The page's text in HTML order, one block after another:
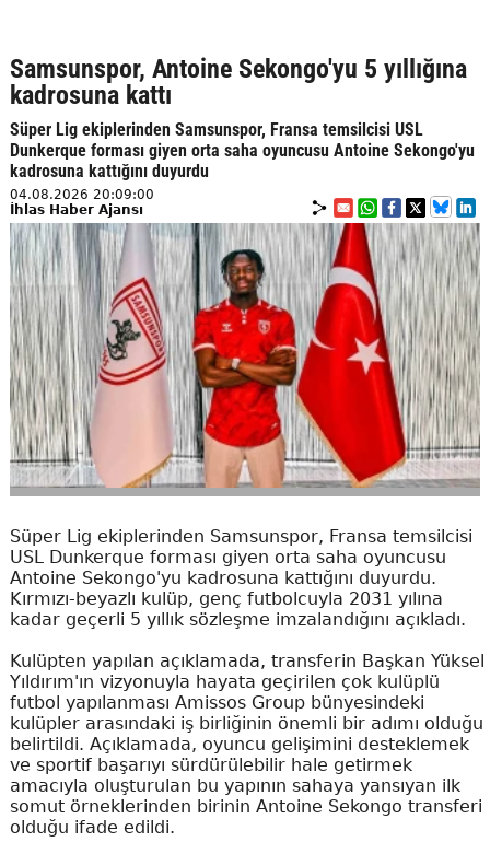
Samsunspor, Antoine Sekongo'yu 5 yıllığına
kadrosuna kattı
Süper Lig ekiplerinden Samsunspor, Fransa temsilcisi USL
Dunkerque forması giyen orta saha oyuncusu Antoine Sekongo'yu
kadrosuna kattığını duyurdu
04.08.2026 20:09:00
İhlas Haber Ajansı
Süper Lig ekiplerinden Samsunspor, Fransa temsilcisi
USL Dunkerque forması giyen orta saha oyuncusu
Antoine Sekongo'yu kadrosuna kattığını duyurdu.
Kırmızı-beyazlı kulüp, genç futbolcuyla 2031 yılına
kadar geçerli 5 yıllık sözleşme imzalandığını açıkladı.
Kulüpten yapılan açıklamada, transferin Başkan Yüksel
Yıldırım'ın vizyonuyla hayata geçirilen çok kulüplü
futbol yapılanması Amissos Group bünyesindeki
kulüpler arasındaki iş birliğinin önemli bir adımı olduğu
belirtildi. Açıklamada, oyuncu gelişimini desteklemek
ve sportif başarıyı sürdürülebilir hale getirmek
amacıyla oluşturulan bu yapının sahaya yansıyan ilk
somut örneklerinden birinin Antoine Sekongo transferi
olduğu ifade edildi.